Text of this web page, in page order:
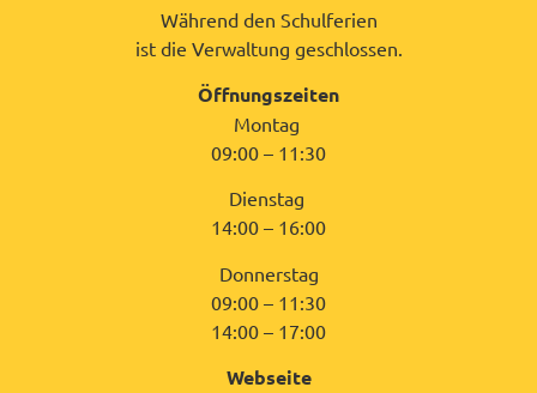
Während den Schulferien
ist die Verwaltung geschlossen.
Öffnungszeiten
Montag
09:00 – 11:30
Dienstag
14:00 – 16:00
Donnerstag
09:00 – 11:30
14:00 – 17:00
Webseite